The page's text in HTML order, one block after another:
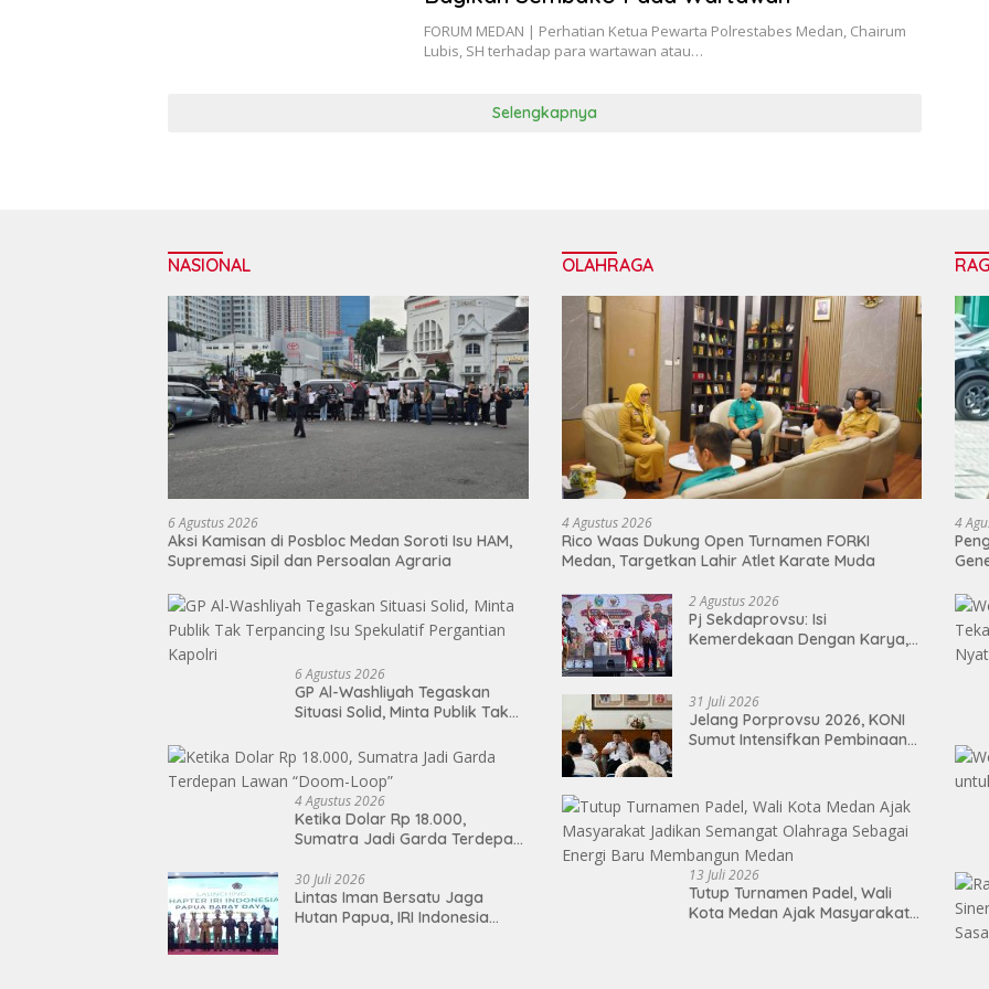
FORUM MEDAN | Perhatian Ketua Pewarta Polrestabes Medan, Chairum
Lubis, SH terhadap para wartawan atau…
Selengkapnya
NASIONAL
6 Agustus 2026
Aksi Kamisan di Posbloc Medan Soroti Isu HAM,
Supremasi Sipil dan Persoalan Agraria
6 Agustus 2026
GP Al-Washliyah Tegaskan
Situasi Solid, Minta Publik Tak
Pergantian Kapolri
4 Agustus 2026
Ketika Dolar Rp 18.000,
Sumatra Jadi Garda Terdepan
30 Juli 2026
Lintas Iman Bersatu Jaga
Hutan Papua, IRI Indonesia
OLAHRAGA
4 Agustus 2026
Rico Waas Dukung Open Turnamen FORKI
Medan, Targetkan Lahir Atlet Karate Muda
2 Agustus 2026
Pj Sekdaprovsu: Isi
Kemerdekaan Dengan Karya,
31 Juli 2026
Jelang Porprovsu 2026, KONI
Sumut Intensifkan Pembinaan
13 Juli 2026
Tutup Turnamen Padel, Wali
Kota Medan Ajak Masyarakat
4